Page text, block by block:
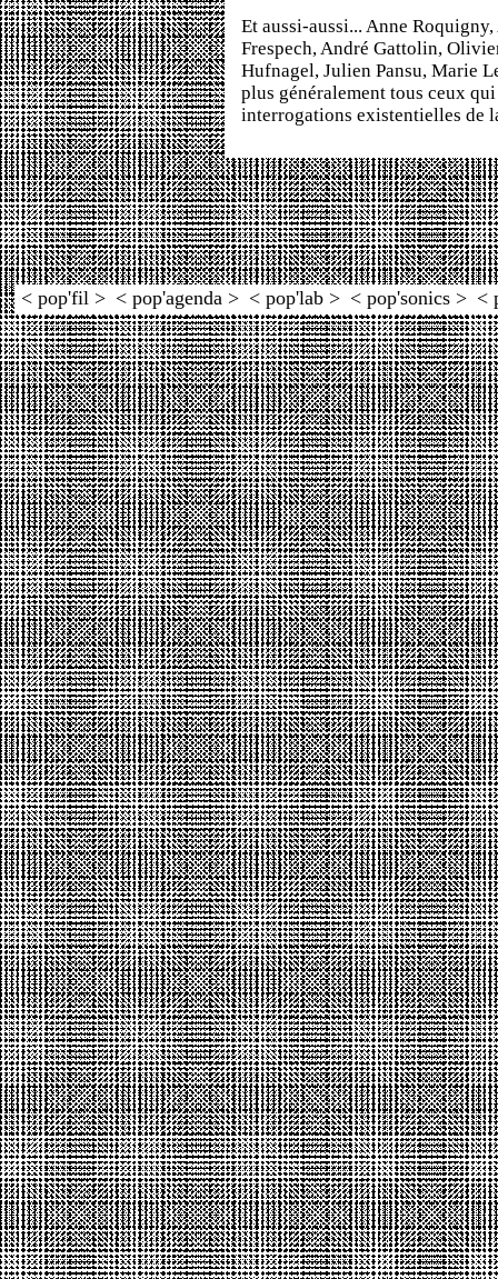
Et aussi-aussi... Anne
Frespech, André Gattolin,
Hufnagel, Julien Pansu, Marie
plus généralement tous ceux
interrogations existentielles de
< pop'fil > < pop'agenda > < pop'lab > < pop'sonics > <